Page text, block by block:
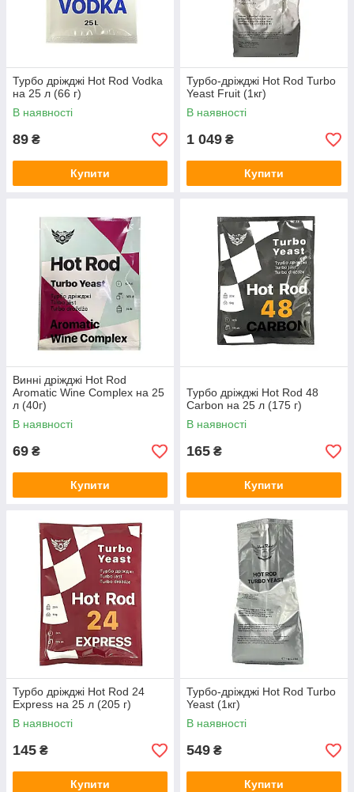
Турбо дріжджі Hot Rod Vodka
на 25 л (66 г)
В наявності
89 ₴
Купити
Турбо-дріжджі Hot Rod Turbo
Yeast Fruit (1кг)
В наявності
1 049 ₴
Купити
Винні дріжджі Hot Rod
Aromatic Wine Complex на 25
л (40г)
В наявності
69 ₴
Купити
Турбо дріжджі Hot Rod 48
Carbon на 25 л (175 г)
В наявності
165 ₴
Купити
Турбо дріжджі Hot Rod 24
Express на 25 л (205 г)
В наявності
145 ₴
Купити
Турбо-дріжджі Hot Rod Turbo
Yeast (1кг)
В наявності
549 ₴
Купити